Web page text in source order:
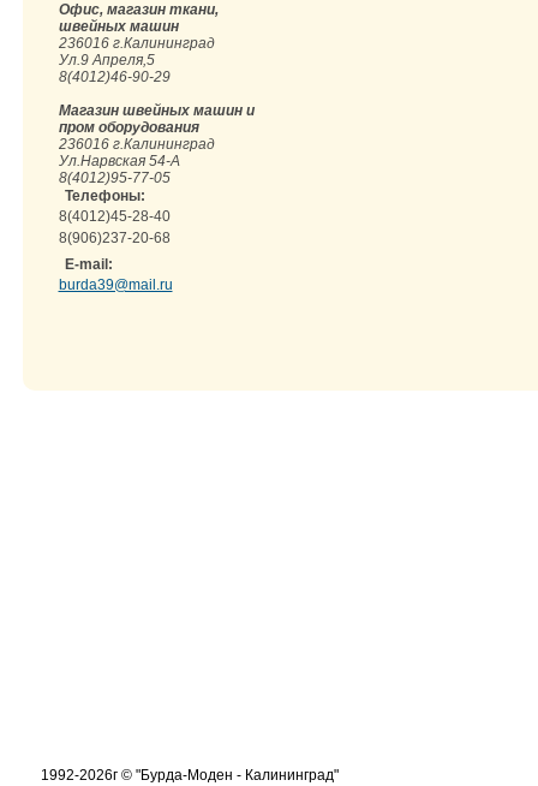
Офис, магазин ткани,
швейных машин
236016 г.Калининград
Ул.9 Апреля,5
8(4012)46-90-29
Магазин швейных машин и
пром оборудования
236016 г.Калининград
Ул.Нарвская 54-А
8(4012)95-77-05
Телефоны:
8(4012)45-28-40
8(906)237-20-68
E-mail:
burda39@mail.ru
1992-2026г © "Бурда-Моден - Калининград"